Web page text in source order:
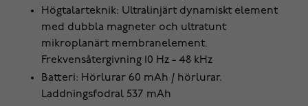
Högtalarteknik: Ultralinjärt dynamiskt element
med dubbla magneter och ultratunt
mikroplanärt membranelement.
Frekvensåtergivning 10 Hz - 48 kHz
Batteri: Hörlurar 60 mAh / hörlurar.
Laddningsfodral 537 mAh